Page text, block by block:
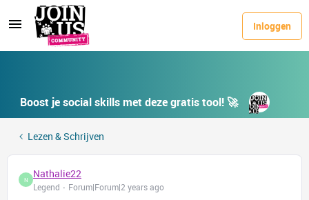
Inloggen
Boost je social skills met deze gratis tool! 🚀
Lezen & Schrijven
N Nathalie22
Legend Forum|Forum|2 years ago